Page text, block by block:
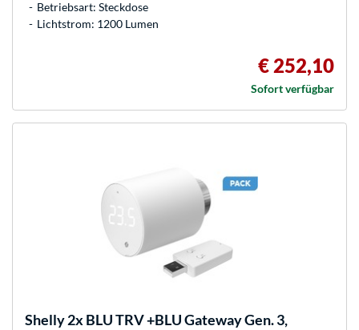
Betriebsart: Steckdose
Lichtstrom: 1200 Lumen
€ 252,10
Sofort verfügbar
Shelly2x BLU TRV +BLU Gateway Gen. 3,